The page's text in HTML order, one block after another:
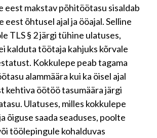
eest makstav põhitöötasu sisaldab
eest õhtusel ajal ja ööajal. Selline
TLS § 2 järgi tühine ulatuses,
kalduta töötaja kahjuks kõrvale
Kokkulepe peab tagama
alammäära kui ka öisel ajal
kehtiva öötöö tasumäära järgi
Ulatuses, milles kokkulepe
õiguse saada seaduses, poolte
töölepingule kohalduvas